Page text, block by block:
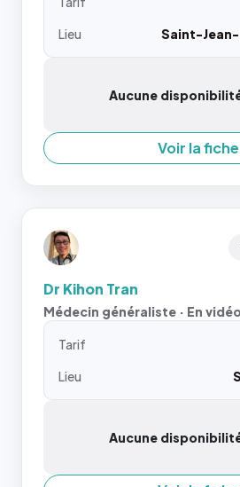
Lieu
Saint-
Aucune
Voir la fiche
Dr Kihon Tran
Médecin généraliste · En vidéo
Tarif
Lieu
Aucune